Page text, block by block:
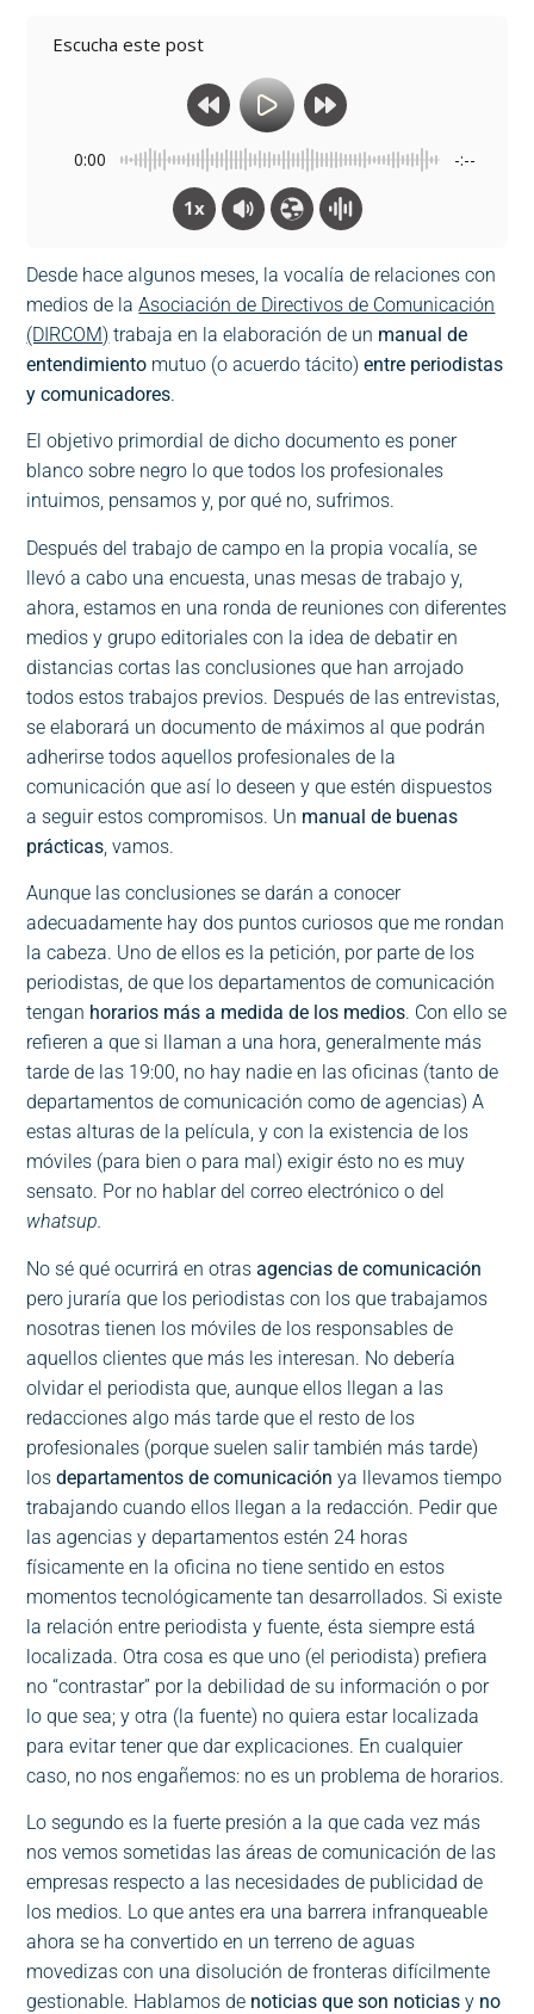
Escucha este post
0:00 -:--
1x
Desde hace algunos meses, la vocalía de relaciones con
medios de laAsociación de Directivos de Comunicación
(DIRCOM) trabaja en la elaboración de un manual de
entendimiento mutuo (o acuerdo tácito)entre periodistas
y comunicadores.
El objetivo primordial de dicho documento es poner
blanco sobre negro lo que todos los profesionales
intuimos, pensamos y, por qué no, sufrimos.
Después del trabajo de campo en la propia vocalía, se
llevó a cabo una encuesta, unas mesas de trabajo y,
ahora, estamos en una ronda de reuniones con diferentes
medios y grupo editoriales con la idea de debatir en
distancias cortas las conclusiones que han arrojado
todos estos trabajos previos. Después de las entrevistas,
se elaborará un documento de máximos al que podrán
adherirse todos aquellos profesionales de la
comunicación que así lo deseen y que estén dispuestos
a seguir estos compromisos. Un manual de buenas
prácticas , vamos.
Aunque las conclusiones se darán a conocer
adecuadamente hay dos puntos curiosos que me rondan
la cabeza. Uno de ellos es la petición, por parte de los
periodistas, de que los departamentos de comunicación
tengan horarios más a medida de los medios. Con ello se
refieren a que si llaman a una hora, generalmente más
tarde de las 19:00, no hay nadie en las oficinas (tanto de
departamentos de comunicación como de agencias) A
estas alturas de la película, y con la existencia de los
móviles (para bien o para mal) exigir ésto no es muy
sensato. Por no hablar del correo electrónico o del
whatsup.
No sé qué ocurrirá en otrasagencias de comunicación
pero juraría que los periodistas con los que trabajamos
nosotras tienen los móviles de los responsables de
aquellos clientes que más les interesan. No debería
olvidar el periodista que, aunque ellos llegan a las
redacciones algo más tarde que el resto de los
profesionales (porque suelen salir también más tarde)
losdepartamentos de comunicación ya llevamos tiempo
trabajando cuando ellos llegan a la redacción. Pedir que
las agencias y departamentos estén 24 horas
físicamente en la oficina no tiene sentido en estos
momentos tecnológicamente tan desarrollados. Si existe
la relación entre periodista y fuente, ésta siempre está
localizada. Otra cosa es que uno (el periodista) prefiera
no “contrastar” por la debilidad de su información o por
lo que sea; y otra (la fuente) no quiera estar localizada
para evitar tener que dar explicaciones. En cualquier
caso, no nos engañemos: no es un problema de horarios.
Lo segundo es la fuerte presión a la que cada vez más
nos vemos sometidas las áreas de comunicación de las
empresas respecto a las necesidades de publicidad de
los medios. Lo que antes era una barrera infranqueable
ahora se ha convertido en un terreno de aguas
movedizas con una disolución de fronteras difícilmente
gestionable. Hablamos de noticias que son noticias y no